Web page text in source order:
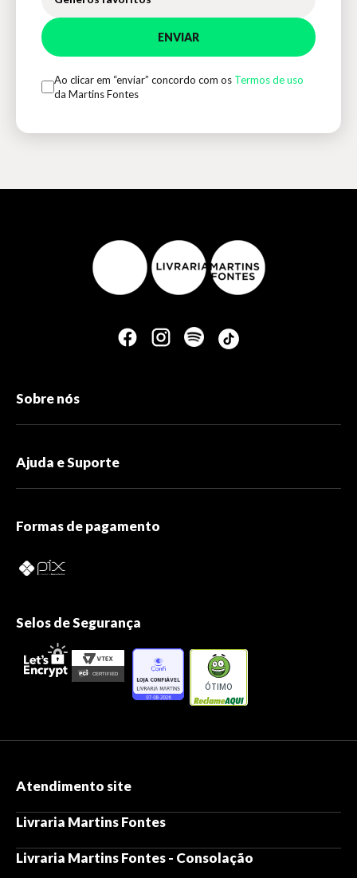
ENVIAR
Ao clicar em “enviar” concordo com os Termos de uso
da Martins Fontes
Sobre nós
Ajuda e Suporte
Formas de pagamento
Selos de Segurança
ÓTIMO
Atendimento site
Livraria Martins Fontes
Livraria Martins Fontes - Consolação